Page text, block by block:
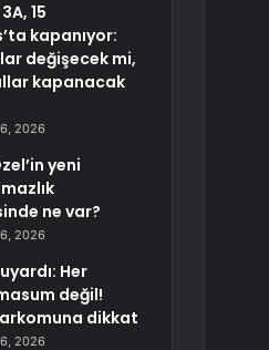
15
kapanıyor:
değişecek mi,
kapanacak
2026
yeni
ne var?
2026
Her
değil!
dikkat
2026